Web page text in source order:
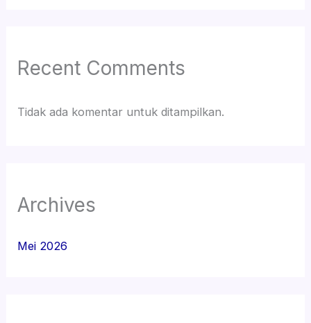
Recent Comments
Tidak ada komentar untuk ditampilkan.
Archives
Mei 2026